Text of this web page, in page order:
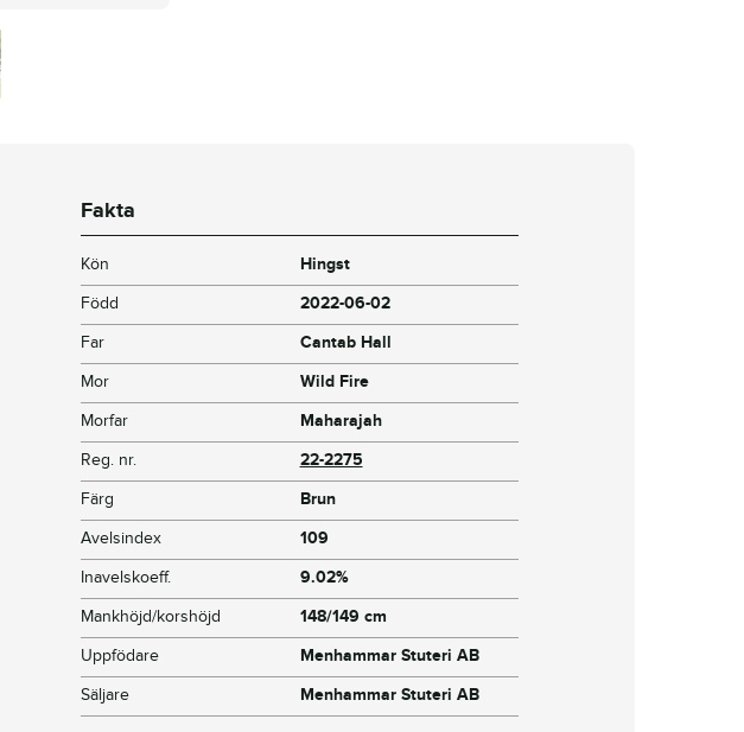
Fakta
Kön
Hingst
Född
2022-06-02
Far
Cantab Hall
Mor
Wild Fire
Morfar
Maharajah
Reg. nr.
22-2275
Färg
Brun
Avelsindex
109
Inavelskoeff.
9.02%
Mankhöjd/korshöjd
148/149 cm
Uppfödare
Menhammar Stuteri AB
Säljare
Menhammar Stuteri AB